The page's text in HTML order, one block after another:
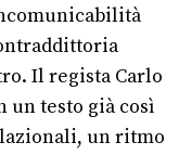
Il regista Carlo
testo già così
un ritmo